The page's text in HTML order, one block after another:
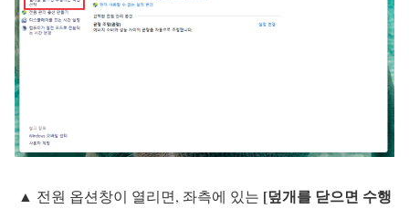
▲ 전원 옵션창이 열리면, 좌측에 있는 [덮개를 닫으면 수행